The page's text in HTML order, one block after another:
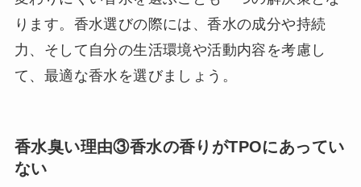
ります。香水選びの際には、香水の成分や持続
力、そして自分の生活環境や活動内容を考慮し
て、最適な香水を選びましょう。
香水臭い理由③香水の香りがTPOにあってい
ない